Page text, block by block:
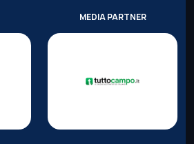
MEDIA PARTNER